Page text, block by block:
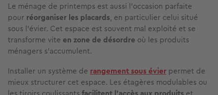
Le ménage de printemps est aussi l’occasion parfaite
pour réorganiser les placards, en particulier celui situé
sous l’évier. Cet espace est souvent mal exploité et se
transforme vite en zone de désordre où les produits
ménagers s’accumulent.
Installer un système de rangement sous évier permet de
mieux structurer cet espace. Les étagères modulables ou